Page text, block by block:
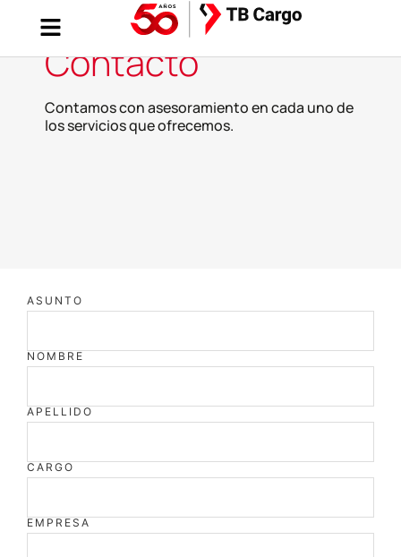
Contacto
Contamos con asesoramiento en cada uno de
los servicios que ofrecemos.​
ASUNTO
NOMBRE
APELLIDO
CARGO
EMPRESA